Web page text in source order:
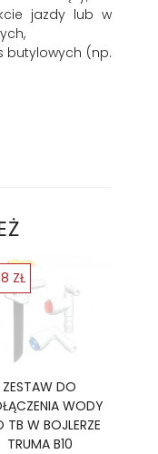
jazdy lub w
butylowych (np.
ZESTAW DO
WODY
TB W BOJLERZE
TRUMA B10
ZŁ